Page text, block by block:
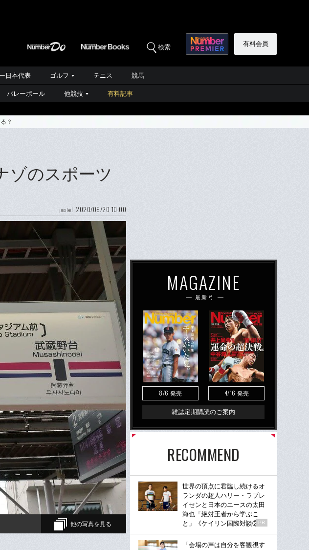
検索 有料会員
日本代表 ゴルフ テニス 競馬
バレーボール 他競技 有料記事
？
ゾのスポーツ
posted 2020/09/20 10:00
他の写真を見る
MAGAZINE
最新号
8/6 発売 4/16 発売
雑誌定期購読のご案内
RECOMMEND
世界の頂点に君臨し続けるオ
ランダの超人ハリー・ラブレ
イセンと日本のエースの太田
海也「絶対王者から学ぶこ
と」《ケイリン国際対談②》
PR
「会場の声は自分を客観視す